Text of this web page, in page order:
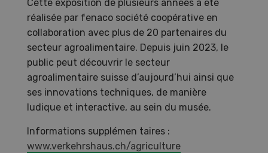
Cette exposition de plusieurs années a été
réalisée par fenaco société coopérative en
collaboration avec plus de 20 partenaires du
secteur agroalimentaire. Depuis juin 2023, le
public peut découvrir le secteur
agroalimentaire suisse d’aujourd’hui ainsi que
ses innovations techniques, de manière
ludique et interactive, au sein du musée.
Informations supplémen taires :
www.verkehrshaus.ch/agriculture